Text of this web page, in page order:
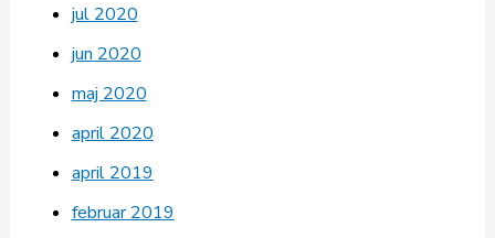
jul 2020
jun 2020
maj 2020
april 2020
april 2019
februar 2019